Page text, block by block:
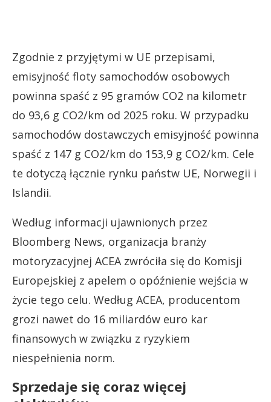
Zgodnie z przyjętymi w UE przepisami,
emisyjność floty samochodów osobowych
powinna spaść z 95 gramów CO2 na kilometr
do 93,6 g CO2/km od 2025 roku. W przypadku
samochodów dostawczych emisyjność powinna
spaść z 147 g CO2/km do 153,9 g CO2/km. Cele
te dotyczą łącznie rynku państw UE, Norwegii i
Islandii.
Według informacji ujawnionych przez
Bloomberg News, organizacja branży
motoryzacyjnej ACEA zwróciła się do Komisji
Europejskiej z apelem o opóźnienie wejścia w
życie tego celu. Według ACEA, producentom
grozi nawet do 16 miliardów euro kar
finansowych w związku z ryzykiem
niespełnienia norm.
Sprzedaje się coraz więcej